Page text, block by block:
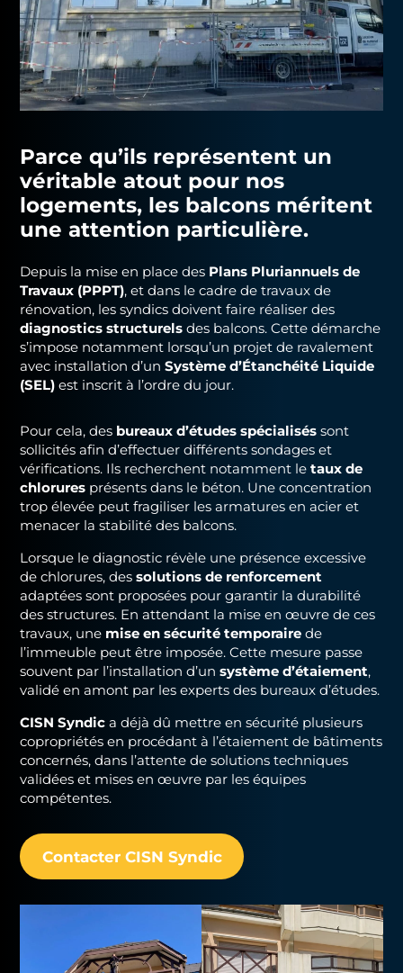
Parce qu’ils représentent un
véritable atout pour nos
logements, les balcons méritent
une attention particulière.
Depuis la mise en place des Plans Pluriannuels de
Travaux (PPPT), et dans le cadre de travaux de
rénovation, les syndics doivent faire réaliser des
diagnostics structurels des balcons. Cette démarche
s’impose notamment lorsqu’un projet de ravalement
avec installation d’unSystème d’Étanchéité Liquide
(SEL) est inscrit à l’ordre du jour.
Pour cela, des bureaux d’études spécialisés sont
sollicités afin d’effectuer différents sondages et
vérifications. Ils recherchent notamment letaux de
chlorures présents dans le béton. Une concentration
trop élevée peut fragiliser les armatures en acier et
menacer la stabilité des balcons.
Lorsque le diagnostic révèle une présence excessive
de chlorures, dessolutions de renforcement
adaptées sont proposées pour garantir la durabilité
des structures. En attendant la mise en œuvre de ces
travaux, une mise en sécurité temporaire de
l’immeuble peut être imposée. Cette mesure passe
souvent par l’installation d’unsystème d’étaiement,
validé en amont par les experts des bureaux d’études.
CISN Syndic a déjà dû mettre en sécurité plusieurs
copropriétés en procédant à l’étaiement de bâtiments
concernés, dans l’attente de solutions techniques
validées et mises en œuvre par les équipes
compétentes.
Contacter CISN Syndic